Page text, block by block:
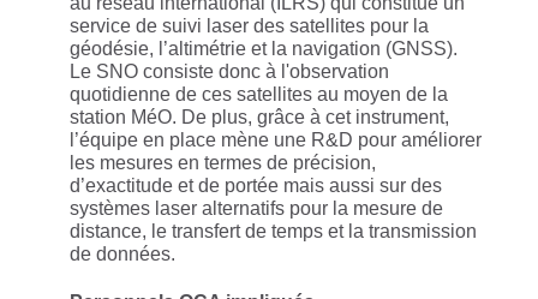
service de suivi laser des satellites pour la
géodésie, l’altimétrie et la navigation (GNSS).
Le SNO consiste donc à l'observation
quotidienne de ces satellites au moyen de la
station MéO. De plus, grâce à cet instrument,
l’équipe en place mène une R&D pour améliorer
les mesures en termes de précision,
d’exactitude et de portée mais aussi sur des
systèmes laser alternatifs pour la mesure de
distance, le transfert de temps et la transmission
de données.